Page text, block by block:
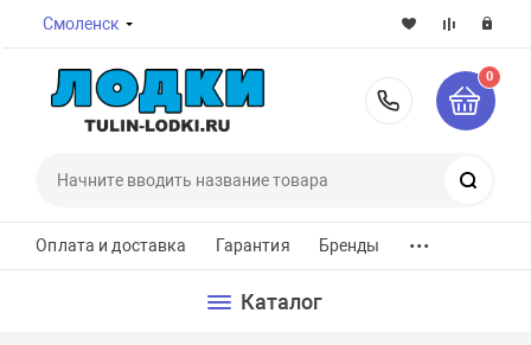
Смоленск
8-800-
0
Оплата и доставка Гарантия Бренды ...
Каталог